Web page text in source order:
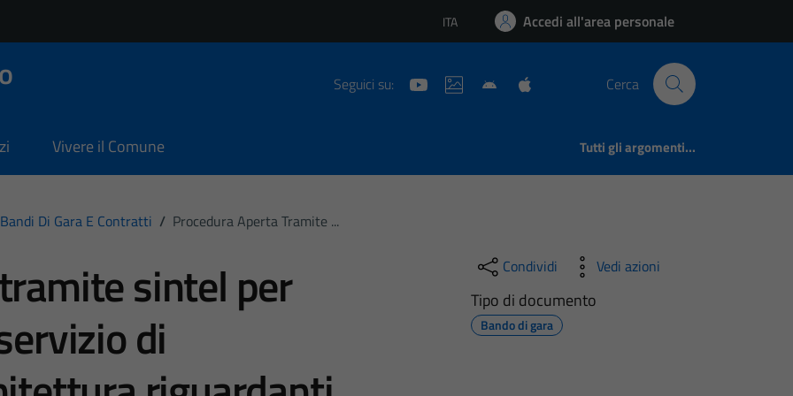
Lingua attiva:
ITA Accedi all'area personale
Seguici su: Cerca
Vivere il Comune Tutti gli argomenti...
Bandi Di Gara E Contratti / Procedura Aperta Tramite ...
sintel per
di
Condividi Vedi azioni
Tipo di documento
Bando di gara